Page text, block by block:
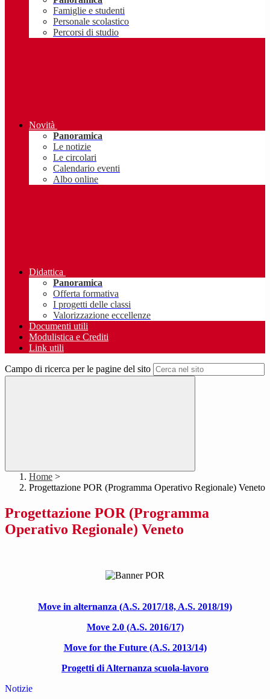
Famiglie e studenti
Personale scolastico
Percorsi di studio
Novità
Panoramica
Le notizie
Le circolari
Calendario eventi
Albo online
Didattica
Panoramica
Offerta formativa
I progetti delle classi
Valorizzazione eccellenze
Documenti utili
Modulistica e Crediti
Link utili
Campo di ricerca per le pagine del sito
Home >
Progettazione POR (Programma Operativo Regionale) Veneto
Progettazione POR (Programma
Operativo Regionale) Veneto
Move in alternanza (A.S. 2017/18, A.S. 2018/19)
Move 2.0 (A.S. 2016/17)
Move for the Future (A.S. 2013/14)
Progetti di Alternanza scuola-lavoro
Notizie